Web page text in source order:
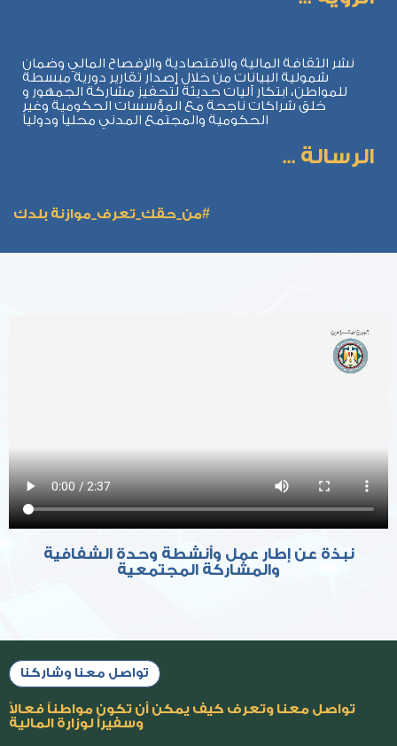
نشر الثقافة المالية والاقتصادية والإفصاح المالي وضمان
شمولية البيانات من خلال إصدار تقارير دورية مبسطة
للمواطن، ابتكار آليات حديثة لتحفيز مشاركة الجمهور و
خلق شراكات ناجحة مع المؤسسات الحكومية وغير
الحكومية والمجتمع المدني محلياً ودولياً
الرسالة ...
#من_حقك_تعرف_موازنة بلدك
نبذة عن إطار عمل وأنشطة وحدة الشفافية
والمشاركة المجتمعية
تواصل معنا وتعرف كيف يمكن أن تكون مواطناً فعالاً
وسفيراً لوزارة المالية
تواصل معنا وشاركنا